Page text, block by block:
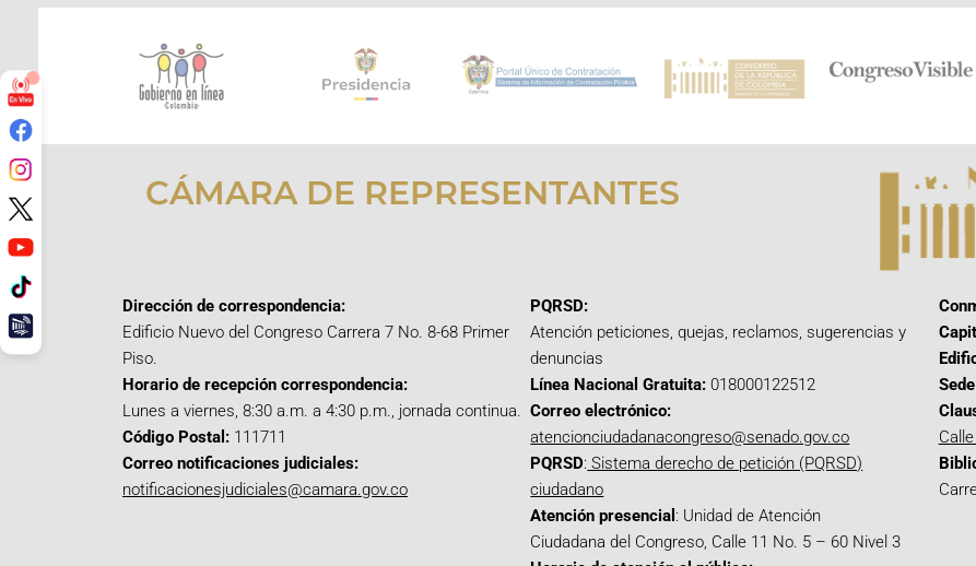
CÁMARA DE REPRESENTANTES
Dirección de correspondencia:
Edificio Nuevo del Congreso Carrera 7 No. 8-68 Primer
Piso.
Horario de recepción correspondencia:
Lunes a viernes, 8:30 a.m. a 4:30 p.m., jornada continua.
Código Postal: 111711
Correo notificaciones judiciales:
notificacionesjudiciales@camara.gov.co
PQRSD:
Atención peticiones, quejas, reclamos, sugerencias y
denuncias
Línea Nacional Gratuita: 018000122512
Correo electrónico:
atencionciudadanacongreso@senado.gov.co
PQRSD: Sistema derecho de petición (PQRSD)
ciudadano
Atención presencial : Unidad de Atención
Ciudadana del Congreso, Calle 11 No. 5 – 60 Nivel 3